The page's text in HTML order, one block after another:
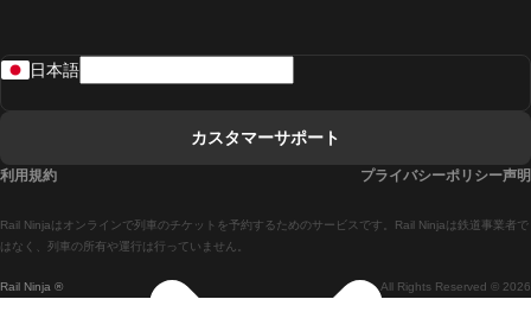
マドリードからセビリアまでの列車
マドリードからアリカンテまでの列車
Rail Ninja ® All Rights Reserved © 2026
Rail Ninjaはオンラインで列車のチケットを予約するためのサービスです。Rail Ninjaは鉄道事業者で
はなく、列車の所有や運行は行っていません。
日本語
カスタマーサポート
利用規約 プライバシーポリシー声明